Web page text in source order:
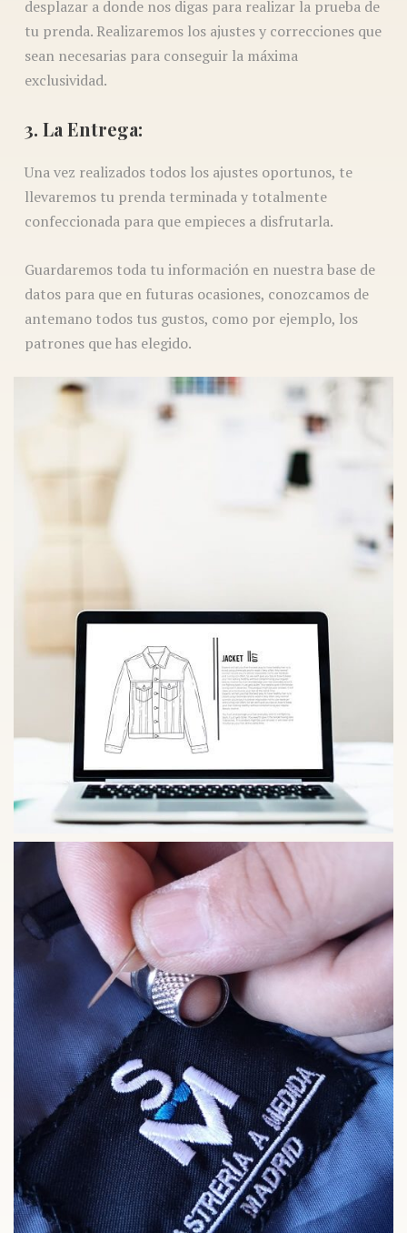
desplazar a donde nos digas para realizar la prueba de
tu prenda. Realizaremos los ajustes y correcciones que
sean necesarias para conseguir la máxima
exclusividad.
3. La Entrega:
Una vez realizados todos los ajustes oportunos, te
llevaremos tu prenda terminada y totalmente
confeccionada para que empieces a disfrutarla.
Guardaremos toda tu información en nuestra base de
datos para que en futuras ocasiones, conozcamos de
antemano todos tus gustos, como por ejemplo, los
patrones que has elegido.